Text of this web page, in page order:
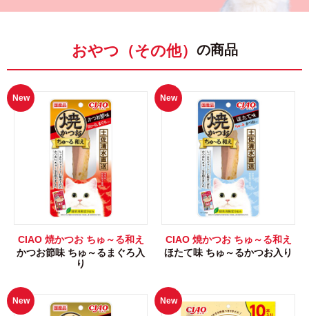
おやつ（その他） の商品
New
CIAO 焼かつお ちゅ～る和え
かつお節味 ちゅ～るまぐろ入
り
New
CIAO 焼かつお ちゅ～る和え
ほたて味 ちゅ～るかつお入り
New New